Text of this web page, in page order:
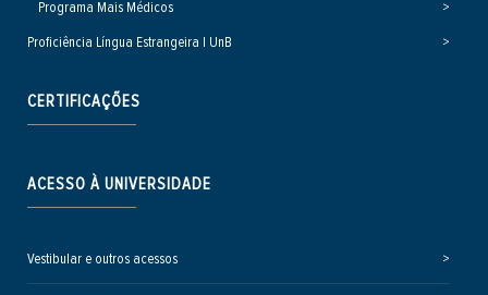
Programa Mais Médicos
Proficiência Língua Estrangeira | UnB
CERTIFICAÇÕES
ACESSO À UNIVERSIDADE
Vestibular e outros acessos